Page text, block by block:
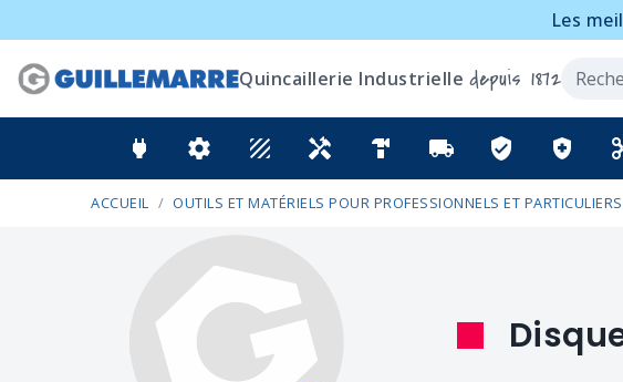
Les
Quincaillerie Industrielle depuis 1872
power settings texture handyman hardware local_shipping verified_user health_and_safety
ACCUEIL OUTILS ET MATÉRIELS POUR PROFESSIONNELS ET PARTICULIERS